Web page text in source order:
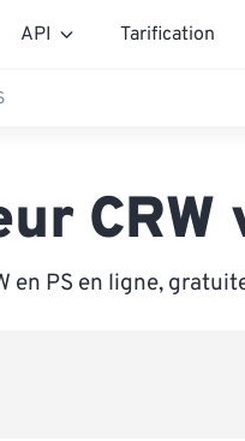
API Tarification
CRW
en PS en ligne,